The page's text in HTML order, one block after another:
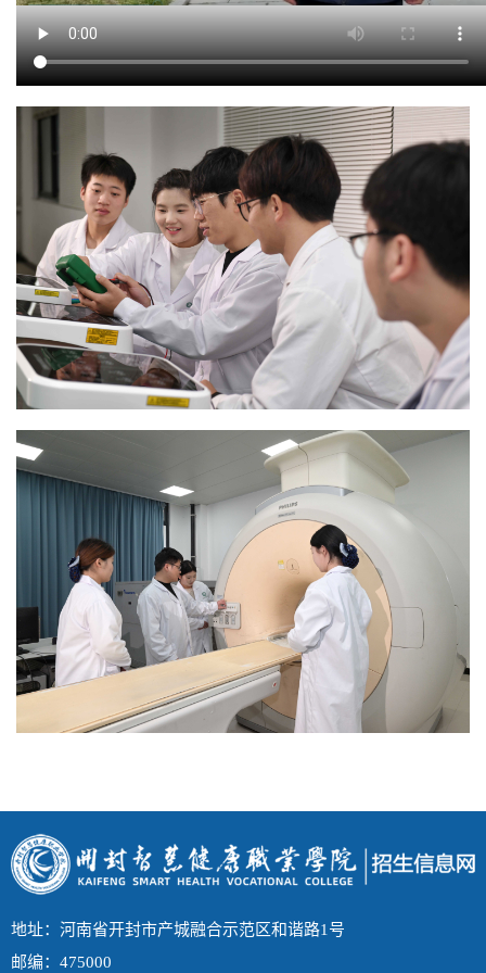
地址：河南省开封市产城融合示范区和谐路1号
邮编：475000